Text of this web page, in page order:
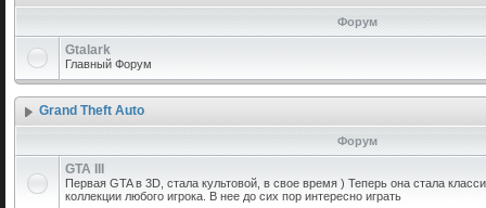
Форум
Gtalark
Главный Форум
Grand Theft Auto
Форум
GTA III
Первая GTA в 3D, стала культовой, в свое время ) Теперь она стала
коллекции любого игрока. В нее до сих пор интересно играть